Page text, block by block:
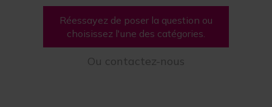
Réessayez de poser la question ou
choisissez l'une des catégories.
Ou contactez-nous